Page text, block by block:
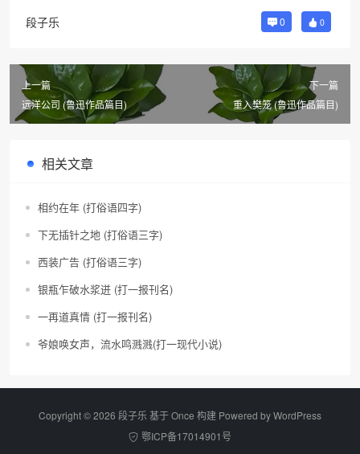
段子乐 0 0
上一篇
远洋公司 (鲁迅作品篇目)
下一篇
重入樊笼 (鲁迅作品篇目)
相关文章
相约在年 (打俗语四字)
下无插针之地 (打俗语三字)
西装广告 (打俗语三字)
银瓶乍破水浆迸 (打一报刊名)
一再道真情 (打一报刊名)
爷娘唤女声，流水鸣溅溅(打一现代小说)
Copyright © 2026 段子乐 基于 Once 构建 Powered byWordPress
鄂ICP备17014901号